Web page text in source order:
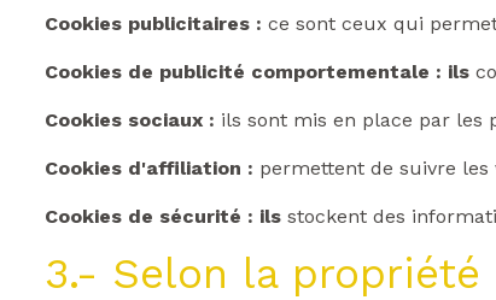
Cookies publicitaires : ce sont ceux qui
Cookies de publicité comportementale : ils
Cookies sociaux : ils sont mis en place par les
Cookies d'affiliation : permettent de suivre les
Cookies de sécurité : ils stockent des
3.- Selon la propriété